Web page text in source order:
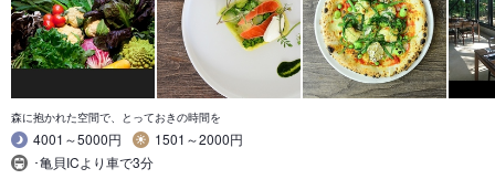
森に抱かれた空間で、とっておきの時間を
4001～5000円
1501～2000円
･亀貝ICより車で3分